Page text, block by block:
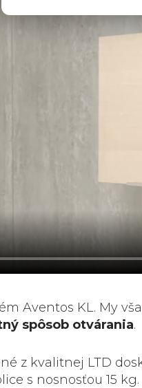
Aventos KL. My
spôsob otvárania.
z kvalitnej LTD
s nosnosťou 15